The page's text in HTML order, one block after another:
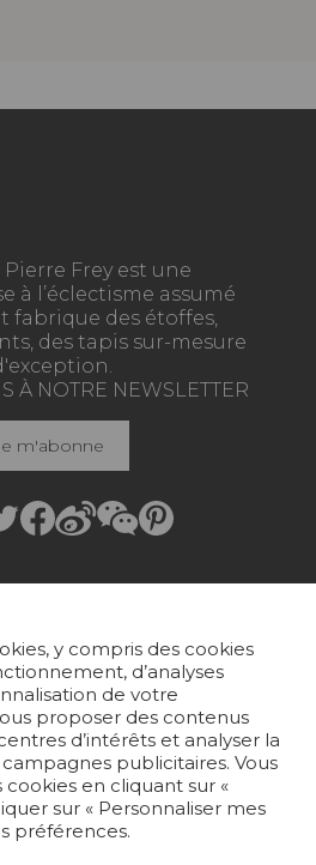
Pierre Frey est une
à l’éclectisme assumé
fabrique des étoffes,
des tapis sur-mesure
À NOTRE NEWSLETTER
m'abonne
y compris des cookies
d’analyses
de votre
proposer des contenus
d’intérêts et analyser la
publicitaires. Vous
en cliquant sur «
sur « Personnaliser mes
préférences.